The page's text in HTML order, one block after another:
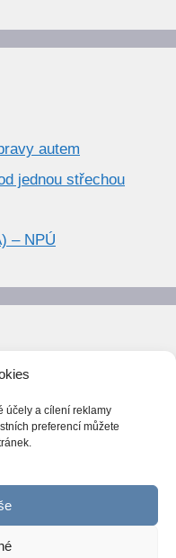
účely a cílení reklamy
preferencí můžete
autem
jednou střechou
– NPÚ
knihovnou ČR